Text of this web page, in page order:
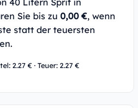
Sie bis zu 0,00 €, wenn
statt der teuersten
2.27 € · Teuer: 2.27 €